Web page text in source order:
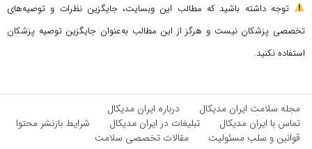
توجه داشته باشید که مطالب این وبسایت، جایگزین نظرات و توصیه‌های
تخصصی پزشکان نیست و هرگز از این مطالب به‌عنوان جایگزین توصیه پزشکان
استفاده نکنید.
مجله سلامت ایران مدیکال
درباره ایران مدیکال
تماس با ایران مدیکال
تبلیغات در ایران مدیکال
شرایط بازنشر محتوا
قوانین و سلب مسئولیت
مقالات تخصصی سلامت